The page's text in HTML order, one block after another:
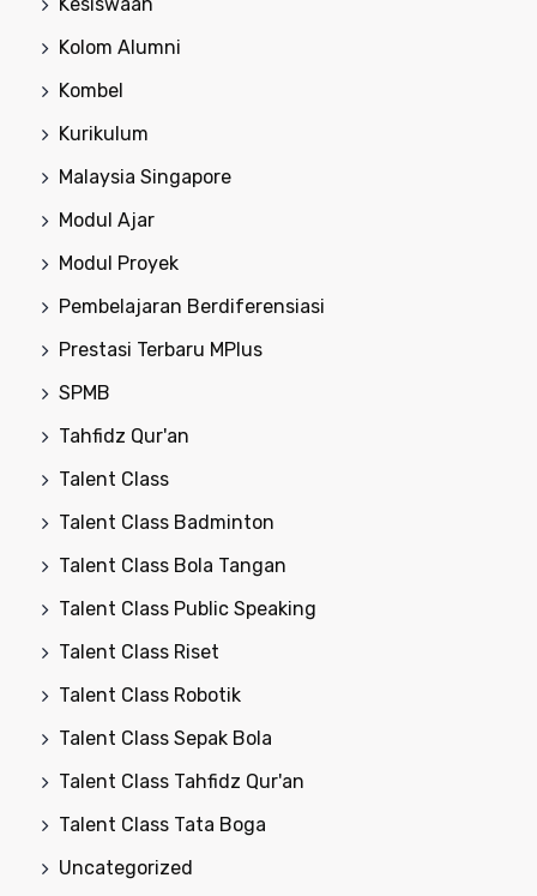
Kolom Alumni
Kombel
Kurikulum
Malaysia Singapore
Modul Ajar
Modul Proyek
Pembelajaran Berdiferensiasi
Prestasi Terbaru MPlus
SPMB
Tahfidz Qur'an
Talent Class
Talent Class Badminton
Talent Class Bola Tangan
Talent Class Public Speaking
Talent Class Riset
Talent Class Robotik
Talent Class Sepak Bola
Talent Class Tahfidz Qur'an
Talent Class Tata Boga
Uncategorized